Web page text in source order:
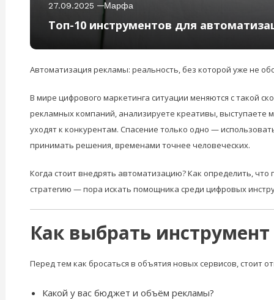
27.09.2025 Марфа
Топ-10 инструментов для
Автоматизация рекламы: реальность, без которой уже не
В мире цифрового маркетинга ситуации меняются с такой
рекламных компаний, анализируете креативы, выступаете
уходят к конкурентам. Спасение только одно —
принимать решения, временами точнее человеческих.
Когда стоит внедрять автоматизацию? Как определить,
стратегию — пора искать помощника среди цифровых
Как выбрать
Перед тем как бросаться в объятия новых сервисов, стоит
Какой у вас бюджет и объём рекламы?